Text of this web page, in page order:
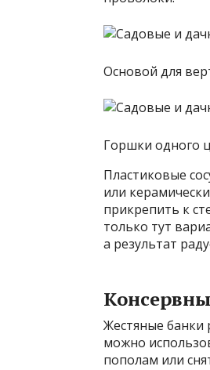
Основой для
Горшки одного
Пластиковые
или
прикрепить к
только тут
а результат
Жестяные банки
можно
пополам или